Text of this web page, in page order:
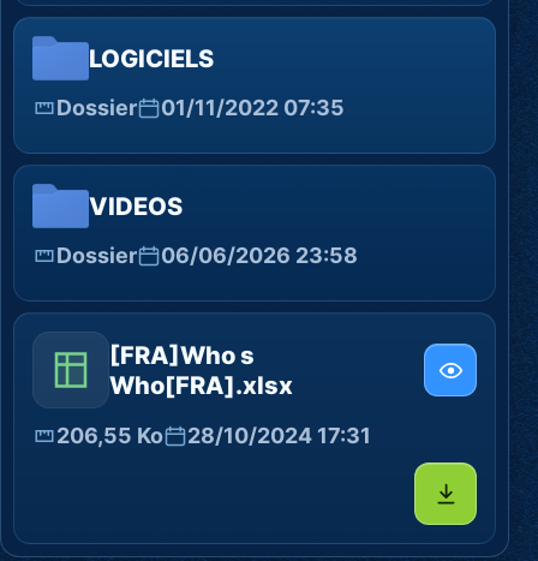
LOGICIELS
Dossier 01/11/2022 07:35
VIDEOS
Dossier 06/06/2026 23:58
[FRA]Who s
Who[FRA].xlsx
206,55 Ko 28/10/2024 17:31